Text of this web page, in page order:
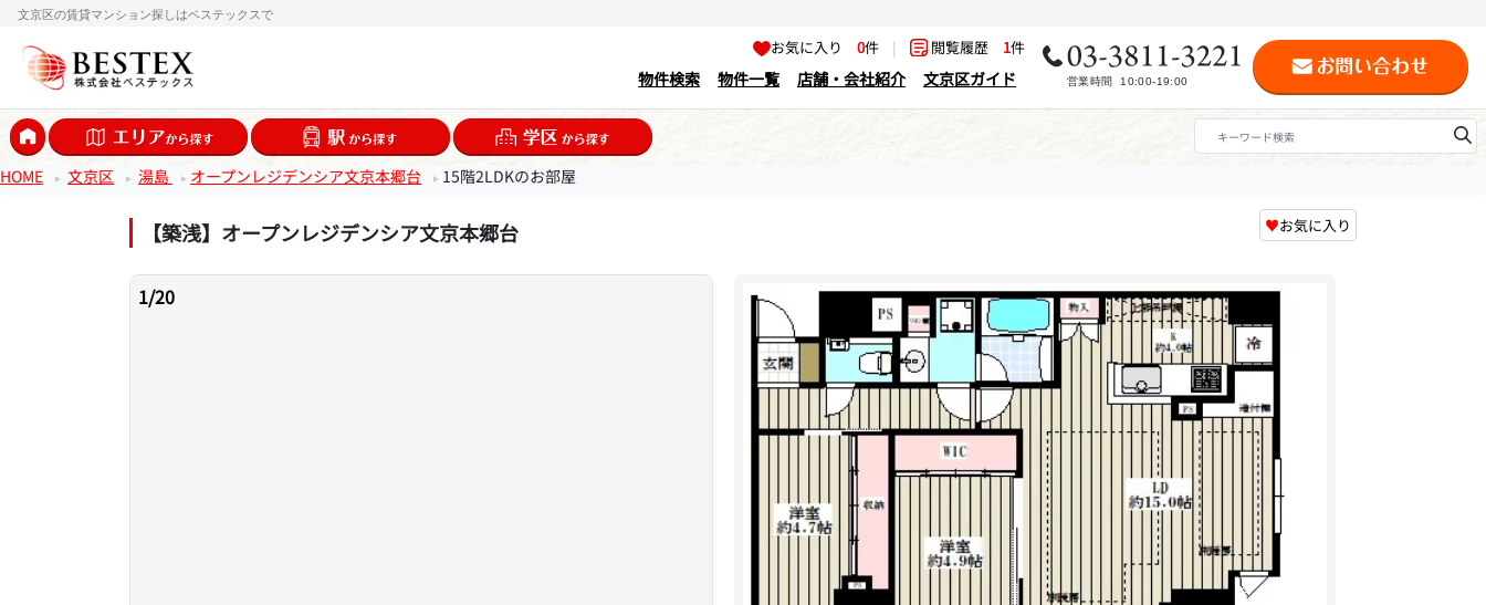
文京区の賃貸マンション探しはベステックスで
お気に入り0件 | 閲覧履歴 1件
物件検索 物件一覧 店舗・会社紹介 文京区ガイド
HOME 文京区 湯島 オープンレジデンシア文京本郷台 15階2LDKのお部屋
【築浅】オープンレジデンシア文京本郷台 ♥お気に入り
1/20